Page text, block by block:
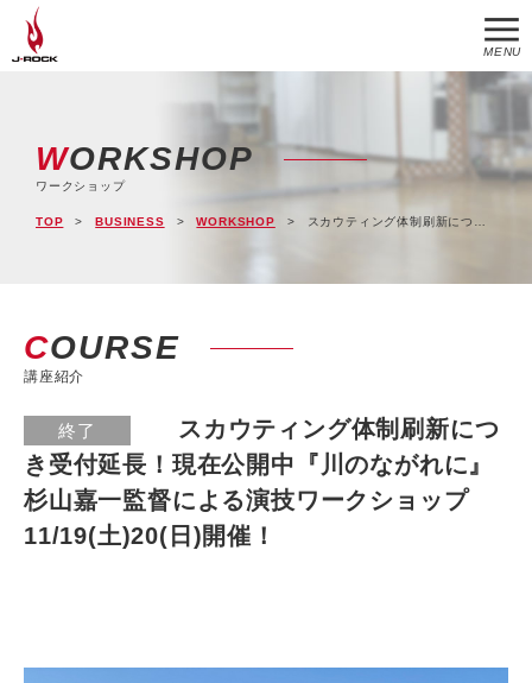
MENU
WORKSHOP
ワークショップ
TOP BUSINESS WORKSHOP スカウティング体制刷新につき受付延長！現在公開中『川のながれに』杉山嘉一監督による演技ワークショップ 11/19(土)20(日)開催！
COURSE
講座紹介
終了
スカウティング体制刷新につ
き受付延長！現在公開中『川のながれに』
杉山嘉一監督による演技ワークショップ
11/19(土)20(日)開催！